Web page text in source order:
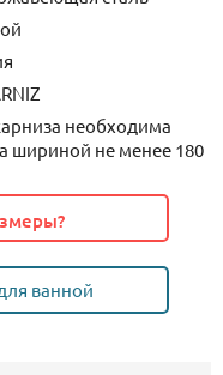
необходима
шириной не менее 180
ванной